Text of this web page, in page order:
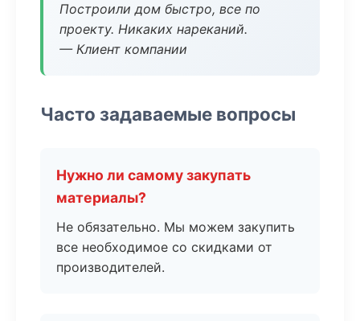
Построили дом быстро, все по
проекту. Никаких нареканий.
— Клиент компании
Часто задаваемые вопросы
Нужно ли самому закупать
материалы?
Не обязательно. Мы можем закупить
все необходимое со скидками от
производителей.